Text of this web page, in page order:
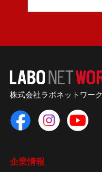
株式会社ラボネットワーク
企業情報